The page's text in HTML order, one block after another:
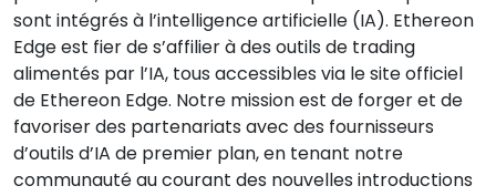
sont intégrés à l’intelligence artificielle (IA). Ethereon
Edge est fier de s’affilier à des outils de trading
alimentés par l’IA, tous accessibles via le site officiel
de Ethereon Edge. Notre mission est de forger et de
favoriser des partenariats avec des fournisseurs
d’outils d’IA de premier plan, en tenant notre
communauté au courant des nouvelles introductions